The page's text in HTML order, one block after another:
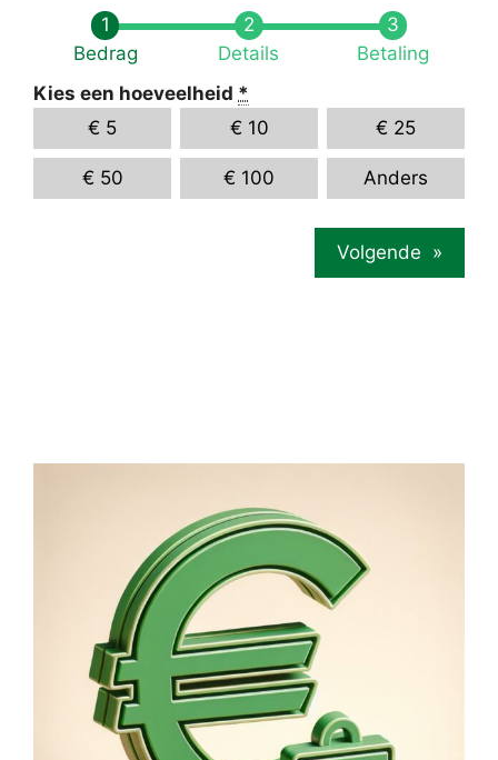
Bedrag Details
Betaling
Kies een hoeveelheid *
€ 5 € 10 € 25
€ 50 € 100 Anders
»